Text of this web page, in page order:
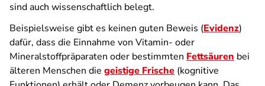
sind auch wissenschaftlich belegt.
Beispielsweise gibt es keinen guten Beweis (Evidenz)
dafür, dass die Einnahme von Vitamin- oder
Mineralstoffpräparaten oder bestimmten Fettsäuren bei
älteren Menschen die geistige Frische (kognitive